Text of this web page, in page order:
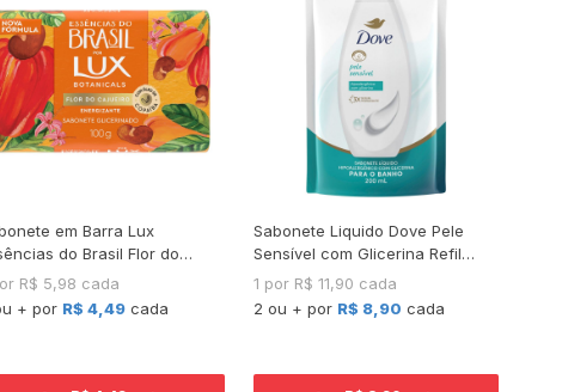
em Barra Lux
do Brasil Flor do
100 g
R$ 5,98 cada
+ por R$ 4,49 cada
Sabonete Liquido Dove Pele
Sensível com Glicerina Refil
200ml
1 por R$ 11,90 cada
2 ou + por R$ 8,90 cada